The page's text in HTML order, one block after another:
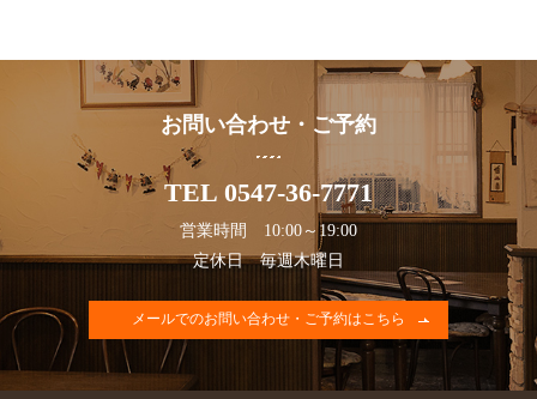
お問い合わせ・ご予約
TEL 0547-36-7771
営業時間 10:00～19:00
定休日 毎週木曜日
メールでのお問い合わせ・ご予約はこちら